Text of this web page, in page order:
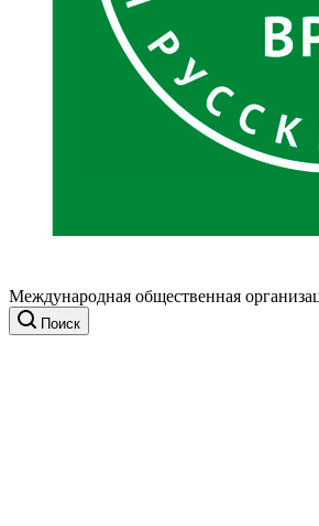
Международная общественная
Поиск